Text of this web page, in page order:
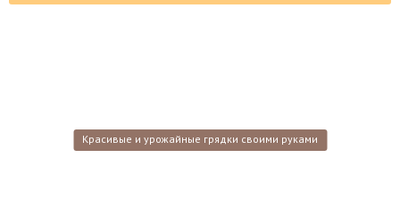
Красивые и урожайные грядки своими руками